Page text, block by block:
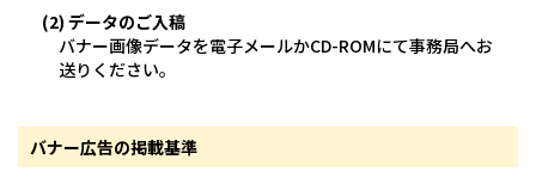
(2) データのご入稿
バナー画像データを電子メールかCD-ROMにて事務局へお
送りください。
バナー広告の掲載基準